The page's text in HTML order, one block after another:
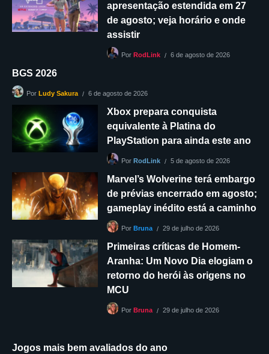
apresentação estendida em 27
de agosto; veja horário e onde
assistir
Por RodLink 6 de agosto de 2026
BGS 2026
Por Ludy Sakura 6 de agosto de 2026
Xbox prepara conquista
equivalente à Platina do
PlayStation para ainda este ano
Por RodLink 5 de agosto de 2026
Marvel’s Wolverine terá embargo
de prévias encerrado em agosto;
gameplay inédito está a caminho
Por Bruna 29 de julho de 2026
Primeiras críticas de Homem-
Aranha: Um Novo Dia elogiam o
retorno do herói às origens no
MCU
Por Bruna 29 de julho de 2026
Jogos mais bem avaliados do ano